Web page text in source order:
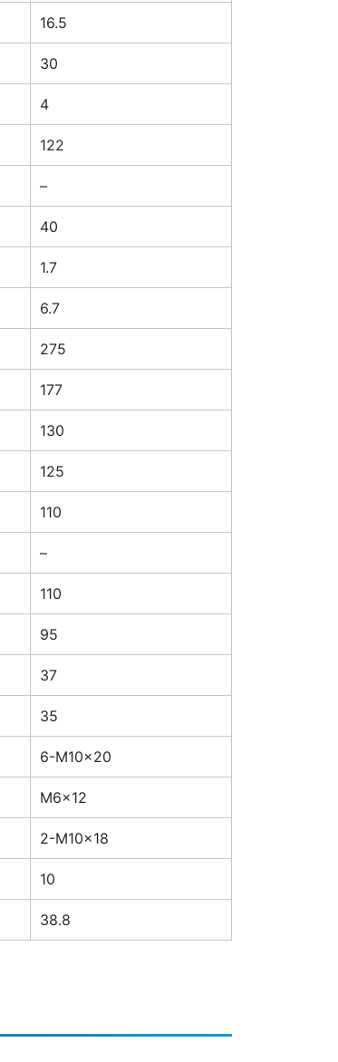
16.5
30
4
122
–
40
1.7
6.7
275
177
130
125
110
–
110
95
37
35
6-M10×20
M6×12
2-M10×18
10
38.8